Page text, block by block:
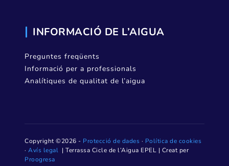
INFORMACIÓ DE L’AIGUA
Preguntes freqüents
Informació per a professionals
Analítiques de qualitat de l’aigua
Copyright ©2026 - Protecció de dades · Política de cookies
· Avís legal | Terrassa Cicle de l’Aigua EPEL | Creat per
Proogresa